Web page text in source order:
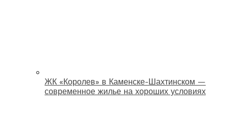
ЖК «Королев» в Каменске-Шахтинском —
современное жилье на хороших условиях